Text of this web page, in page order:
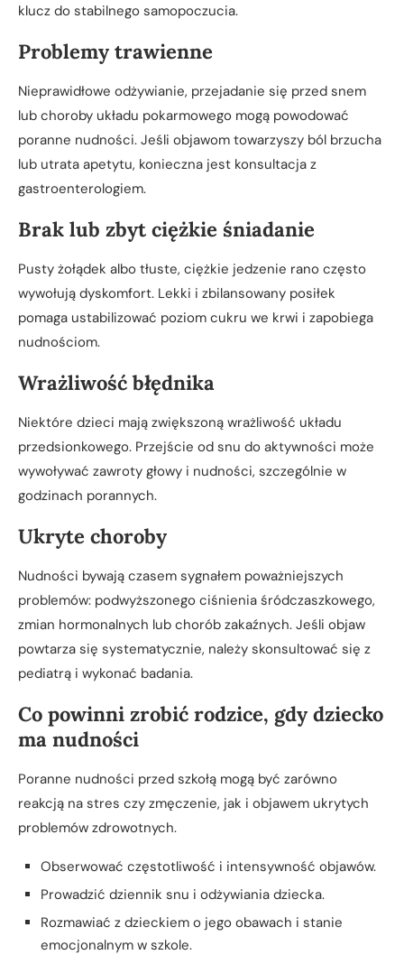
klucz do stabilnego samopoczucia.
Problemy trawienne
Nieprawidłowe odżywianie, przejadanie się przed snem
lub choroby układu pokarmowego mogą powodować
poranne nudności. Jeśli objawom towarzyszy ból brzucha
lub utrata apetytu, konieczna jest konsultacja z
gastroenterologiem.
Brak lub zbyt ciężkie śniadanie
Pusty żołądek albo tłuste, ciężkie jedzenie rano często
wywołują dyskomfort. Lekki i zbilansowany posiłek
pomaga ustabilizować poziom cukru we krwi i zapobiega
nudnościom.
Wrażliwość błędnika
Niektóre dzieci mają zwiększoną wrażliwość układu
przedsionkowego. Przejście od snu do aktywności może
wywoływać zawroty głowy i nudności, szczególnie w
godzinach porannych.
Ukryte choroby
Nudności bywają czasem sygnałem poważniejszych
problemów: podwyższonego ciśnienia śródczaszkowego,
zmian hormonalnych lub chorób zakaźnych. Jeśli objaw
powtarza się systematycznie, należy skonsultować się z
pediatrą i wykonać badania.
Co powinni zrobić rodzice, gdy dziecko
ma nudności
Poranne nudności przed szkołą mogą być zarówno
reakcją na stres czy zmęczenie, jak i objawem ukrytych
problemów zdrowotnych.
Obserwować częstotliwość i intensywność objawów.
Prowadzić dziennik snu i odżywiania dziecka.
Rozmawiać z dzieckiem o jego obawach i stanie
emocjonalnym w szkole.